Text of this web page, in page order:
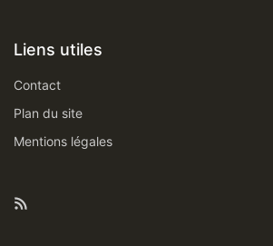
Liens utiles
Contact
Plan du site
Mentions légales
Rss